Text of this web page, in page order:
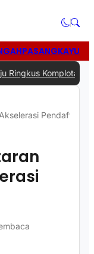
PASANGKAYU
Komplotan